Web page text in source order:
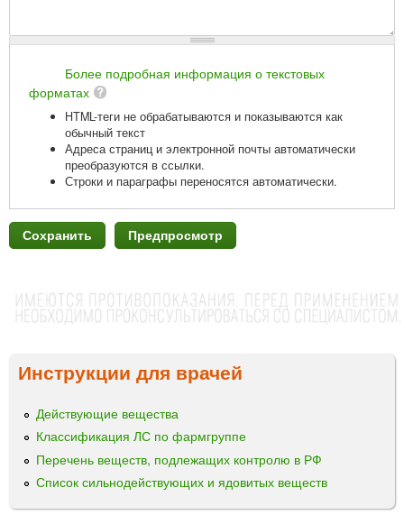
Более подробная информация о текстовых
форматах
HTML-теги не обрабатываются и показываются как
обычный текст
Адреса страниц и электронной почты автоматически
преобразуются в ссылки.
Строки и параграфы переносятся автоматически.
Инструкции для врачей
Действующие вещества
Классификация ЛС по фармгруппе
Перечень веществ, подлежащих контролю в РФ
Список сильнодействующих и ядовитых веществ